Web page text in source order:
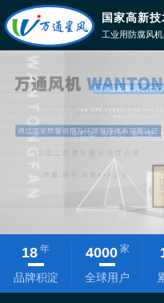
国家高新
工业用防腐风
18 年
品牌积淀
4000家
全球用户